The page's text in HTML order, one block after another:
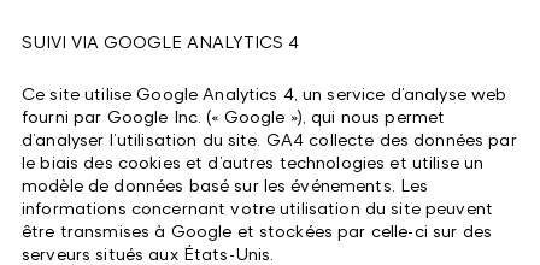
SUIVI VIA GOOGLE ANALYTICS 4
Ce site utilise Google Analytics 4, un service d’analyse web
fourni par Google Inc. (« Google »), qui nous permet
d’analyser l’utilisation du site. GA4 collecte des données par
le biais des cookies et d’autres technologies et utilise un
modèle de données basé sur les événements. Les
informations concernant votre utilisation du site peuvent
être transmises à Google et stockées par celle-ci sur des
serveurs situés aux États-Unis.